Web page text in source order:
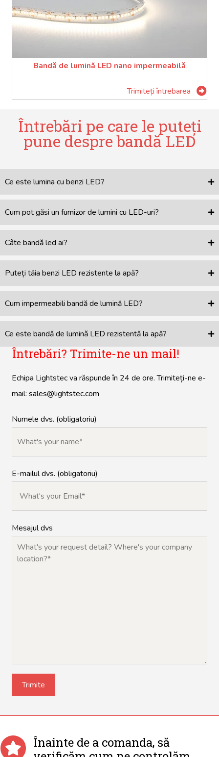
Bandă de lumină LED nano impermeabilă
Trimiteți întrebarea
Întrebări pe care le puteți
pune despre bandă LED
Ce este lumina cu benzi LED?
Cum pot găsi un furnizor de lumini cu LED-uri?
Câte bandă led ai?
Puteți tăia benzi LED rezistente la apă?
Cum impermeabili bandă de lumină LED?
Ce este bandă de lumină LED rezistentă la apă?
Întrebări? Trimite-ne un mail!
Echipa Lightstec va răspunde în 24 de ore. Trimiteți-ne e-
mail: sales@lightstec.com
Numele dvs. (obligatoriu)
E-mailul dvs. (obligatoriu)
Mesajul dvs
Înainte de a comanda, să